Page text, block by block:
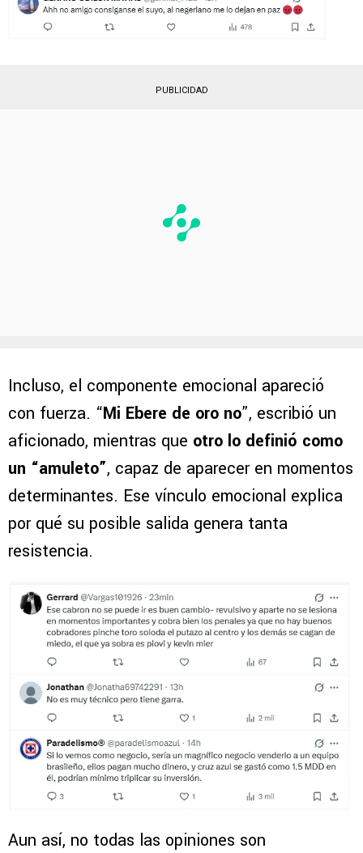
PUBLICIDAD
Incluso, el componente emocional apareció
con fuerza. “Mi Ebere de oro no”, escribió un
aficionado, mientras que otro lo definió como
un “amuleto”, capaz de aparecer en momentos
determinantes. Ese vínculo emocional explica
por qué su posible salida genera tanta
resistencia.
Aun así, no todas las opiniones son